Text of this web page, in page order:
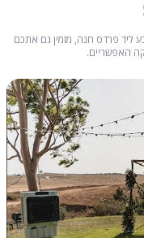
ליד פרדס חנה, מזמין גם אתכם
האפשריים.